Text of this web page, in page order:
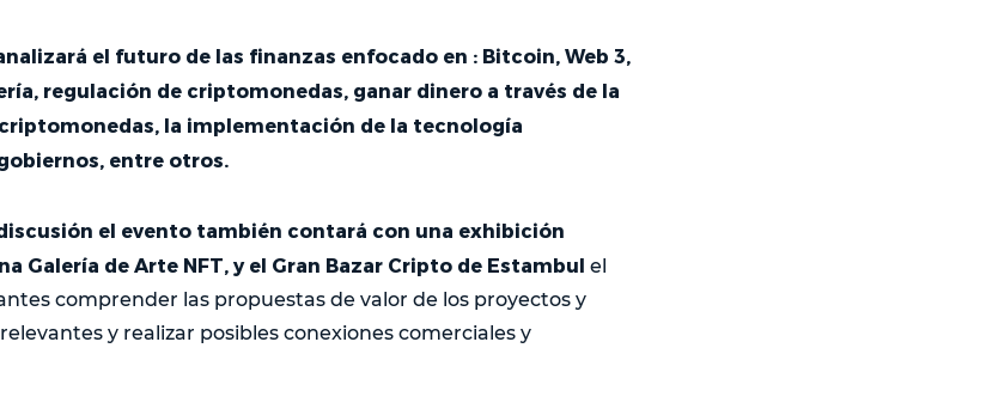
el futuro de las finanzas enfocado en : Bitcoin, Web 3,
regulación de criptomonedas, ganar dinero a través de la
la implementación de la tecnología
entre otros.
el evento también contará con una exhibición
Galería de Arte NFT, y el Gran Bazar Cripto de Estambul el
comprender las propuestas de valor de los proyectos y
y realizar posibles conexiones comerciales y